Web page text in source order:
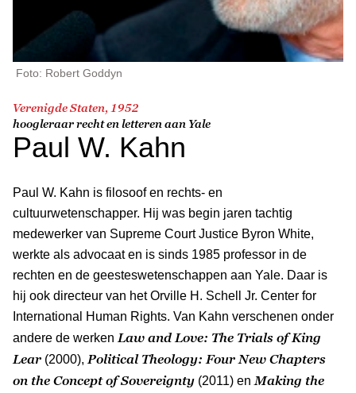
Foto: Robert Goddyn
Verenigde Staten, 1952
hoogleraar recht en letteren aan Yale
Paul W. Kahn
Paul W. Kahn is filosoof en rechts- en
cultuurwetenschapper. Hij was begin jaren tachtig
medewerker van Supreme Court Justice Byron White,
werkte als advocaat en is sinds 1985 professor in de
rechten en de geesteswetenschappen aan Yale. Daar is
hij ook directeur van het Orville H. Schell Jr. Center for
International Human Rights. Van Kahn verschenen onder
andere de werken Law and Love: The Trials of King
Lear (2000), Political Theology: Four New Chapters
on the Concept of Sovereignty (2011) en Making the